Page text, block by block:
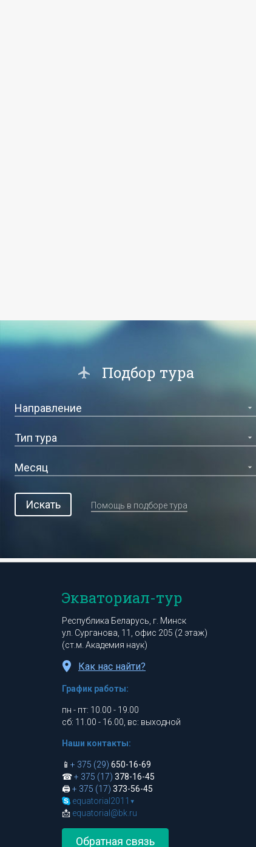
Подбор тура
Искать Помощь в подборе тура
Экваториал-тур
Республика Беларусь, г. Минск
ул. Сурганова, 11, офис 205 (2 этаж)
(ст.м. Академия наук)
Как нас найти?
График работы:
пн - пт: 10.00 - 19.00
сб: 11.00 - 16.00, вс: выходной
Наши контакты:
📱 + 375 (29) 650-16-69
☎+ 375 (17) 378-16-45
🖨+ 375 (17) 373-56-45
equatorial2011 ▾
📩 equatorial@bk.ru
Обратная связь